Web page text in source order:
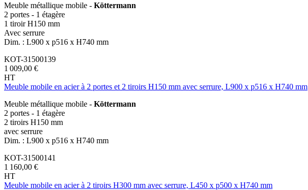
Meuble métallique mobile - Köttermann
2 portes - 1 étagère
1 tiroir H150 mm
Avec serrure
Dim. : L900 x p516 x H740 mm
KOT-31500139
1 009,00 €
HT
Meuble mobile en acier à 2 portes et 2 tiroirs H150 mm avec serrure, L900 x p516 x H740 mm
Meuble métallique mobile - Köttermann
2 portes - 1 étagère
2 tiroirs H150 mm
avec serrure
Dim. : L900 x p516 x H740 mm
KOT-31500141
1 160,00 €
HT
Meuble mobile en acier à 2 tiroirs H300 mm avec serrure, L450 x p500 x H740 mm